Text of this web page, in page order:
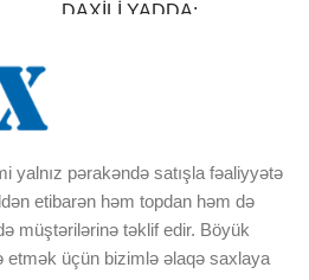
DAXILI YADDA
LCD
yalnız pərakəndə satışla fəaliyyətə
etibarən həm topdan həm də
müştərilərinə təklif edir. Böyük
etmək üçün bizimlə əlaqə saxlaya